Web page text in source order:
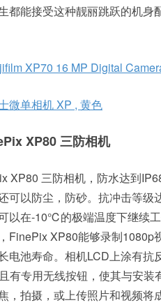
都能接受这种靓丽跳跃的机
XP70 16 MP Digital
微单相机 XP , 黄色
XP80 三防相机
XP80 三防相机，防水达到
可以防尘，防砂。抗冲击等
以在-10℃的极端温度下继续
FinePix XP80能够录制
电池寿命。相机LCD上涂有
有专用无线按钮，使其与安
，拍摄，或上传照片和视频将